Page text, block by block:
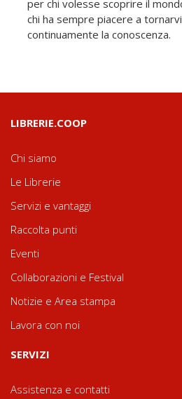
per chi volesse scoprire il
chi ha sempre piacere a
continuamente la conoscenza.
LIBRERIE.COOP
Chi siamo
Le Librerie
Servizi e vantaggi
Raccolta punti
Eventi
Collaborazioni e Festival
Notizie e Area stampa
Lavora con noi
SERVIZI
Assistenza e contatti